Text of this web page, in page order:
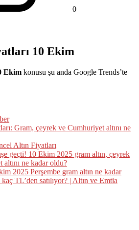
0
10 Ekim
Ekim konusu şu anda Google Trends’te
Gram, çeyrek ve Cumhuriyet altını ne
Altın Fiyatları
geçti! 10 Ekim 2025 gram altın, çeyrek
altını ne kadar oldu?
2025 Perşembe gram altın ne kadar
TL’den satılıyor? | Altın ve Emtia